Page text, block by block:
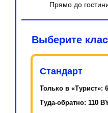
Прямо до
Выберите
Стандарт
Только в «Турист»:
Туда-обратно: 110